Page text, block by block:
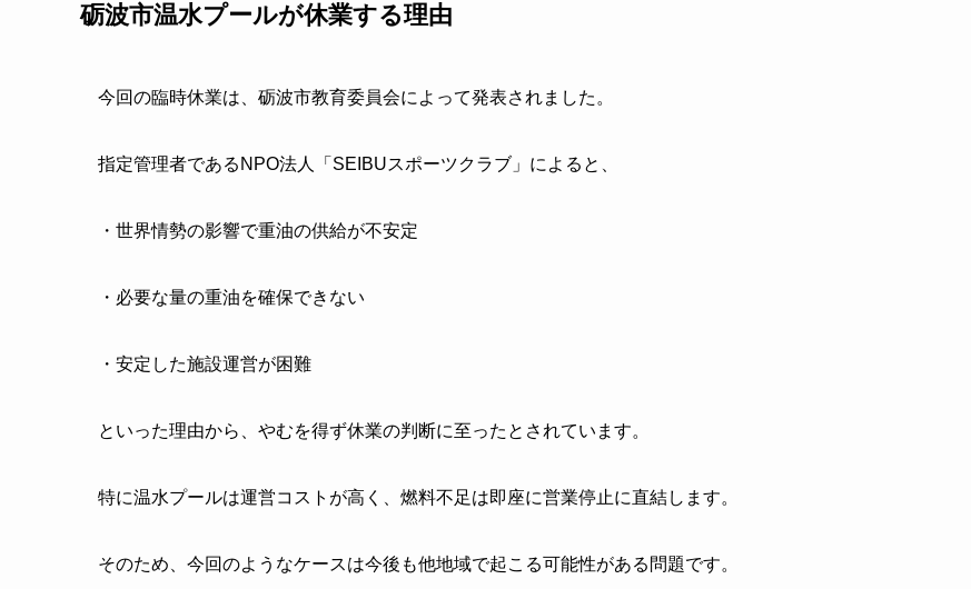
砺波市温水プールが休業する理由
今回の臨時休業は、砺波市教育委員会によって発表されました。
指定管理者であるNPO法人「SEIBUスポーツクラブ」によると、
・世界情勢の影響で重油の供給が不安定
・必要な量の重油を確保できない
・安定した施設運営が困難
といった理由から、やむを得ず休業の判断に至ったとされています。
特に温水プールは運営コストが高く、燃料不足は即座に営業停止に直結します。
そのため、今回のようなケースは今後も他地域で起こる可能性がある問題です。